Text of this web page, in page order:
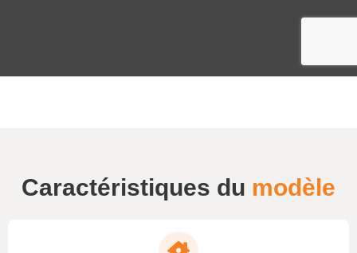
Caractéristiques du modèle